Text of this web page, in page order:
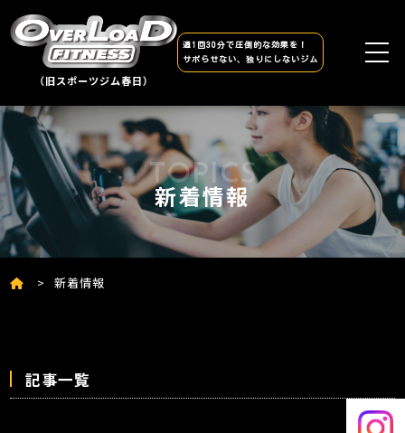
（旧スポーツジム春日）
週1回30分で圧倒的な効果を！
サボらせない、独りにしないジム
新着情報
新着情報
記事一覧